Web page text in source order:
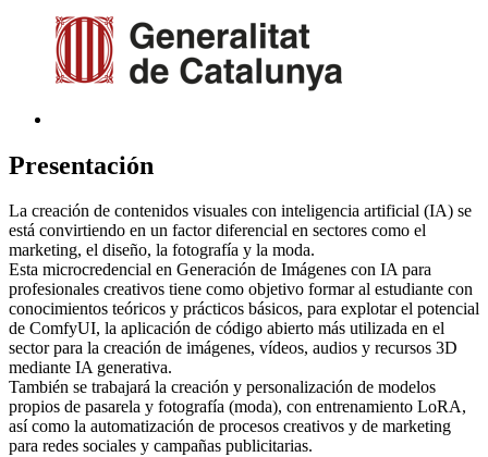
Presentación
La creación de contenidos visuales con inteligencia artificial (IA) se
está convirtiendo en un factor diferencial en sectores como el
marketing, el diseño, la fotografía y la moda.
Esta microcredencial en Generación de Imágenes con IA para
profesionales creativos tiene como objetivo formar al estudiante con
conocimientos teóricos y prácticos básicos, para explotar el potencial
de ComfyUI, la aplicación de código abierto más utilizada en el
sector para la creación de imágenes, vídeos, audios y recursos 3D
mediante IA generativa.
También se trabajará la creación y personalización de modelos
propios de pasarela y fotografía (moda), con entrenamiento LoRA,
así como la automatización de procesos creativos y de marketing
para redes sociales y campañas publicitarias.